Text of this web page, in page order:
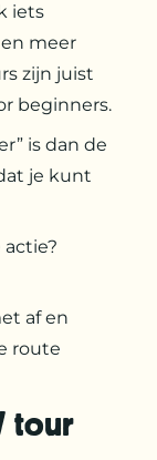
iets
meer
zijn juist
beginners.
is dan de
je kunt
af en
route
tour